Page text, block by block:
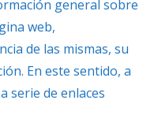
general sobre
web,
de las mismas, su
En este sentido, a
serie de enlaces